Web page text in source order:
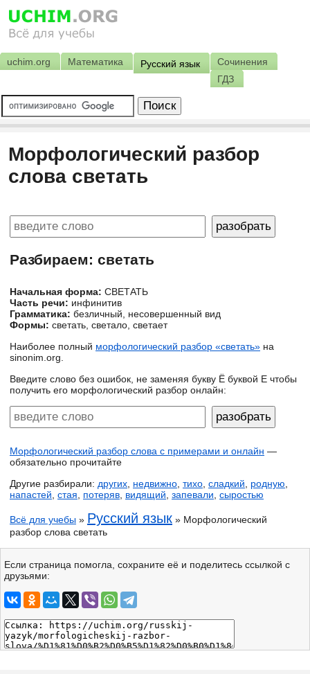
uchim.org Математика Русский язык
Сочинения
ГДЗ
Морфологический разбор
слова светать
Разбираем: светать
Начальная форма: СВЕТАТЬ
Часть речи: инфинитив
Грамматика: безличный, несовершенный вид
Формы: светать, светало, светает
Наиболее полный морфологический разбор «светать» на
sinonim.org.
Введите слово без ошибок, не заменяя букву Ё буквой Е чтобы
получить его морфологический разбор онлайн:
Морфологический разбор слова с примерами и онлайн —
обязательно прочитайте
Другие разбирали: других недвижно тихо сладкий родную
напастей стая потеряв видящий запевали сыростью
Всё для учебы » Русский язык » Морфологический
разбор слова светать
Если страница помогла, сохраните её и поделитесь ссылкой с
друзьями: